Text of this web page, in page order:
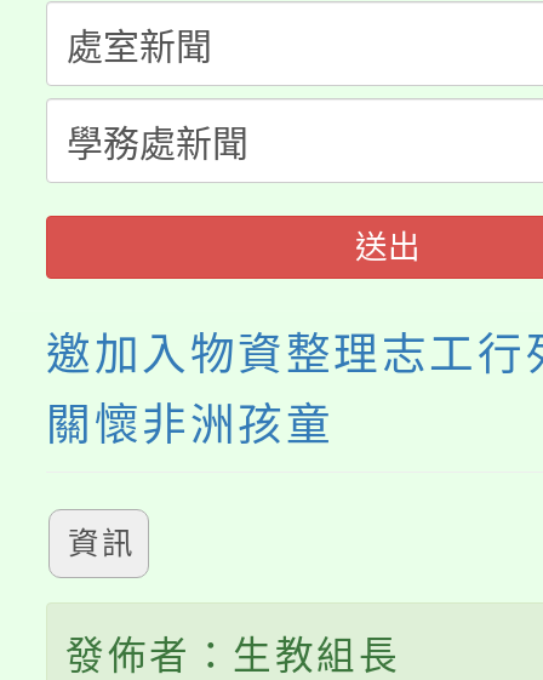
代理(課)教師甄選結果(
代理(課)教師甄選結果(
轉知中國文化大學推廣
《TA101》溝通分析基
程，歡迎學生輔導中心
心理、諮商輔導、社會
系所師生報名參加。
送出
邀加入物資整理志工行
關懷非洲孩童
資訊
發佈者：生教組長